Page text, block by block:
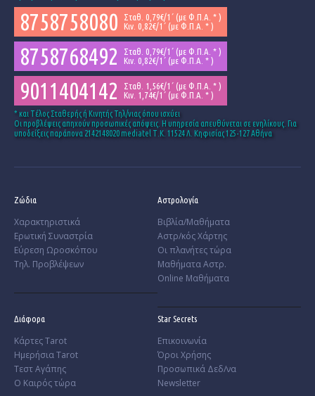
8758758080
Σταθ. 0,79€/1΄ (με Φ.Π.Α. * )
Κιν. 0,82€/1΄ (με Φ.Π.Α. * )
8758768492
Σταθ. 0,79€/1΄ (με Φ.Π.Α. * )
Κιν. 0,82€/1΄ (με Φ.Π.Α. * )
9011404142
Σταθ. 1,56€/1΄ (με Φ.Π.Α. * )
Κιν. 1,74€/1΄ (με Φ.Π.Α. * )
* και Tέλος Σταθερής ή Κινητής Τηλ/νιας όπου ισχύει
Οι προβλέψεις απηχούν προσωπικές απόψεις. Η υπηρεσία απευθύνεται σε ενηλίκους. Για
υποδείξεις παράπονα 2142148020 mediatel Τ.Κ. 11524 Λ. Κηφισίας 125-127 Αθήνα
Ζώδια
Χαρακτηριστικά
­Ερωτική Συναστρία
­Εύρεση Ωροσκόπου
Τηλ. Προβλέψεων
Αστρολογία
Βιβλία/Μαθήματα
Αστρ/κός Χάρτης
Οι πλανήτες τώρα
Μαθήματα Αστρ.
Online Μαθήματα
Διάφορα
Κάρτες Tarot
Ημερήσια Tarot
Τεστ Αγάπης
Ο Καιρός τώρα
Star Secrets
Επικοινωνία
Όροι Χρήσης
Προσωπικά Δεδ/να
Newsletter